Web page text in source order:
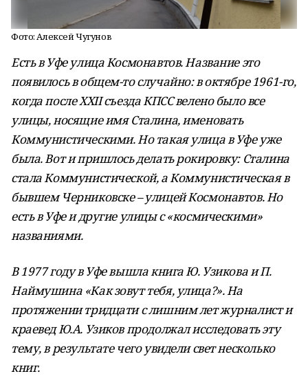
Фото: Алексей Чугунов
Есть в Уфе улица Космонавтов. Название это
появилось в общем-то случайно: в октябре 1961-го,
когда после XXII съезда КПСС велено было все
улицы, носящие имя Сталина, именовать
Коммунистическими. Но такая улица в Уфе уже
была. Вот и пришлось делать рокировку: Сталина
стала Коммунистической, а Коммунистическая в
бывшем Черниковске – улицей Космонавтов. Но
есть в Уфе и другие улицы с «космическими»
названиями.
В 1977 году в Уфе вышла книга Ю. Узикова и П.
Наймушина «Как зовут тебя, улица?». На
протяжении тридцати с лишним лет журналист и
краевед Ю.А. Узиков продолжал исследовать эту
тему, в результате чего увидели свет несколько
книг.